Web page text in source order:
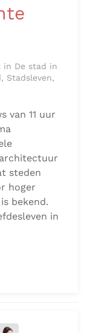
in De stad in
Stadsleven,
van 11 uur
steden
hoger
bekend.
in